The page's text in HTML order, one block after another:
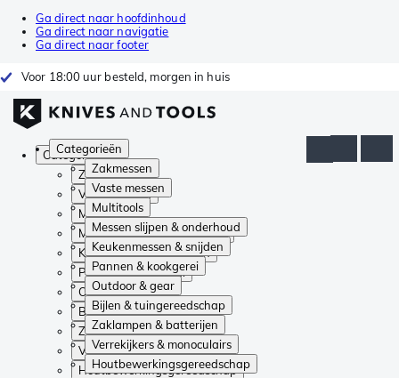
Ga direct naar hoofdinhoud
Ga direct naar navigatie
Ga direct naar footer
Voor 18:00 uur besteld, morgen in huis
Categorieën
Zakmessen
Vaste messen
Multitools
Messen slijpen & onderhoud
Keukenmessen & snijden
Pannen & kookgerei
Outdoor & gear
Bijlen & tuingereedschap
Zaklampen & batterijen
Verrekijkers & monoculairs
Houtbewerkingsgereedschap
Categorieën
Zakmessen
Vaste messen
Multitools
Messen slijpen & onderhoud
Keukenmessen & snijden
Pannen & kookgerei
Outdoor & gear
Bijlen & tuingereedschap
Zaklampen & batterijen
Verrekijkers & monoculairs
Houtbewerkingsgereedschap